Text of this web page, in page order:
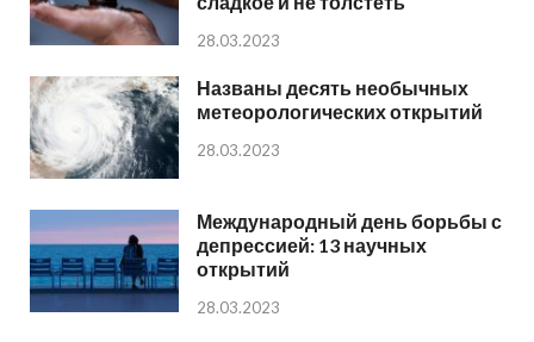
28.03.2023
Названы десять необычных
метеорологических открытий
28.03.2023
Международный день борьбы с
депрессией: 13 научных
открытий
28.03.2023